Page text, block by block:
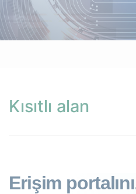
Kısıtlı alan
Erişim